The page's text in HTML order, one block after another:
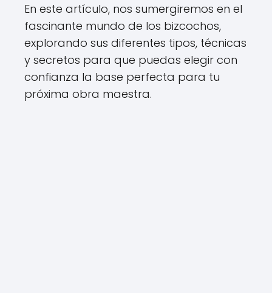
En este artículo, nos sumergiremos en el
fascinante mundo de los bizcochos,
explorando sus diferentes tipos, técnicas
y secretos para que puedas elegir con
confianza la base perfecta para tu
próxima obra maestra.